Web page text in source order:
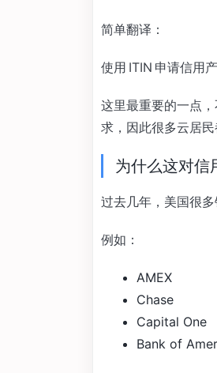
简单翻译：
使用 ITIN 申请信用
这里最重要的一点
求，因此很多云居民
为什么这对信
过去几年，美国很多
例如：
AMEX
Chase
Capital One
Bank of